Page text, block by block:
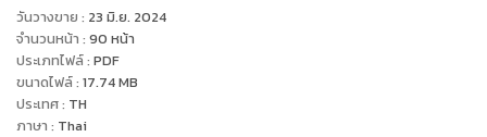
แมกไม้ไหวสะบัดไปตามแรงลมพัดเอื่อยเฉื่อย ปลายจมูกโด่งสูด
ดมกลิ่นหอมของดอกไม้ป่าอย่างเพลิดเพลินอุรา แต่แล้วจู่ๆหูของ
อามันต์พลันได้ยินเสียงการเคลื่อนไหวบางอย่างไม่ห่างจากระเบียง
กระท่อม
น้ำหนักเท้าบ่งชี้ว่าการเคลื่อนไหวนั้นหาใช่สัตว์ร้ายแต่อย่างใด ต้อง
วันวางขาย : 23 มิ.ย. 2024
จำนวนหน้า : 90 หน้า
ประเภทไฟล์: PDF
ขนาดไฟล์: 17.74MB
ประเทศ: TH
ภาษา : Thai